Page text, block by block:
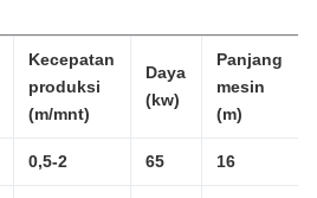
Kecepatan
produksi
(m/mnt)
Daya
(kw)
Panjang
mesin
(m)
0,5-2 65 16